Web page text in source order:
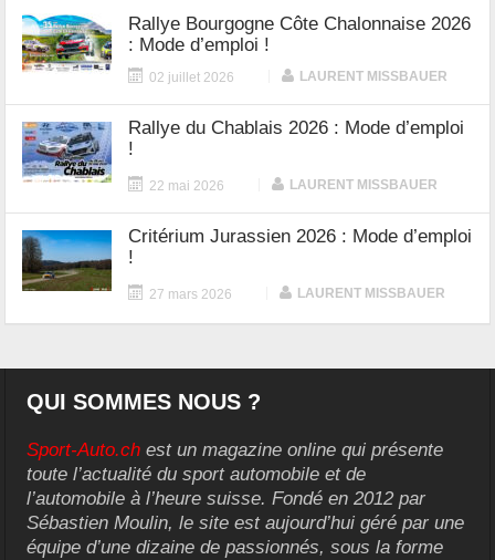
Rallye Bourgogne Côte Chalonnaise 2026
: Mode d’emploi !
02 juillet 2026 LAURENT MISSBAUER
Rallye du Chablais 2026 : Mode d’emploi
!
22 mai 2026 LAURENT MISSBAUER
Critérium Jurassien 2026 : Mode d’emploi
!
27 mars 2026 LAURENT MISSBAUER
QUI SOMMES NOUS ?
Sport-Auto.ch est un magazine online qui présente
toute l’actualité du sport automobile et de
l’automobile à l’heure suisse. Fondé en 2012 par
Sébastien Moulin, le site est aujourd’hui géré par une
équipe d’une dizaine de passionnés, sous la forme